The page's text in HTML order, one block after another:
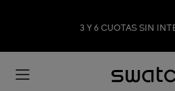
3 Y 6 CUOTAS SIN